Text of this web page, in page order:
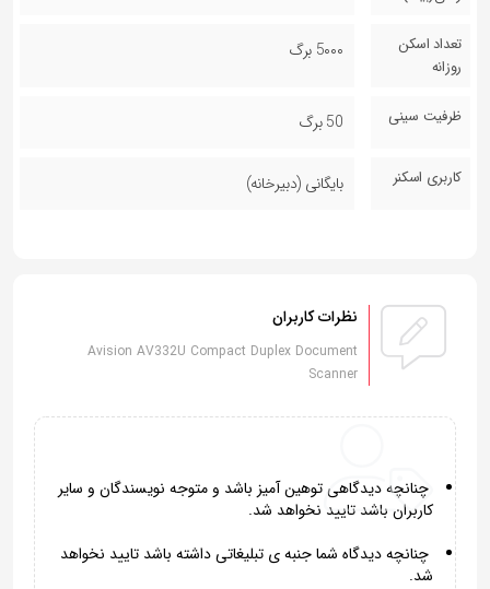
تعداد اسکن
روزانه
5۰۰۰ برگ
ظرفیت سینی 50 برگ
کاربری اسکنر بایگانی (دبیرخانه)
نظرات کاربران
Avision AV332U Compact Duplex Document
Scanner
چنانچه دیدگاهی توهین آمیز باشد و متوجه نویسندگان و سایر
کاربران باشد تایید نخواهد شد.
چنانچه دیدگاه شما جنبه ی تبلیغاتی داشته باشد تایید نخواهد
شد.